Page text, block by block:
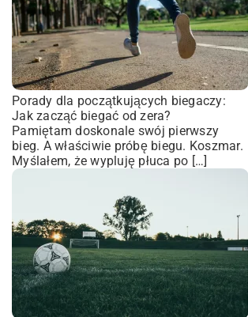
Porady dla początkujących biegaczy:
Jak zacząć biegać od zera?
Pamiętam doskonale swój pierwszy
bieg. A właściwie próbę biegu. Koszmar.
Myślałem, że wypluję płuca po […]